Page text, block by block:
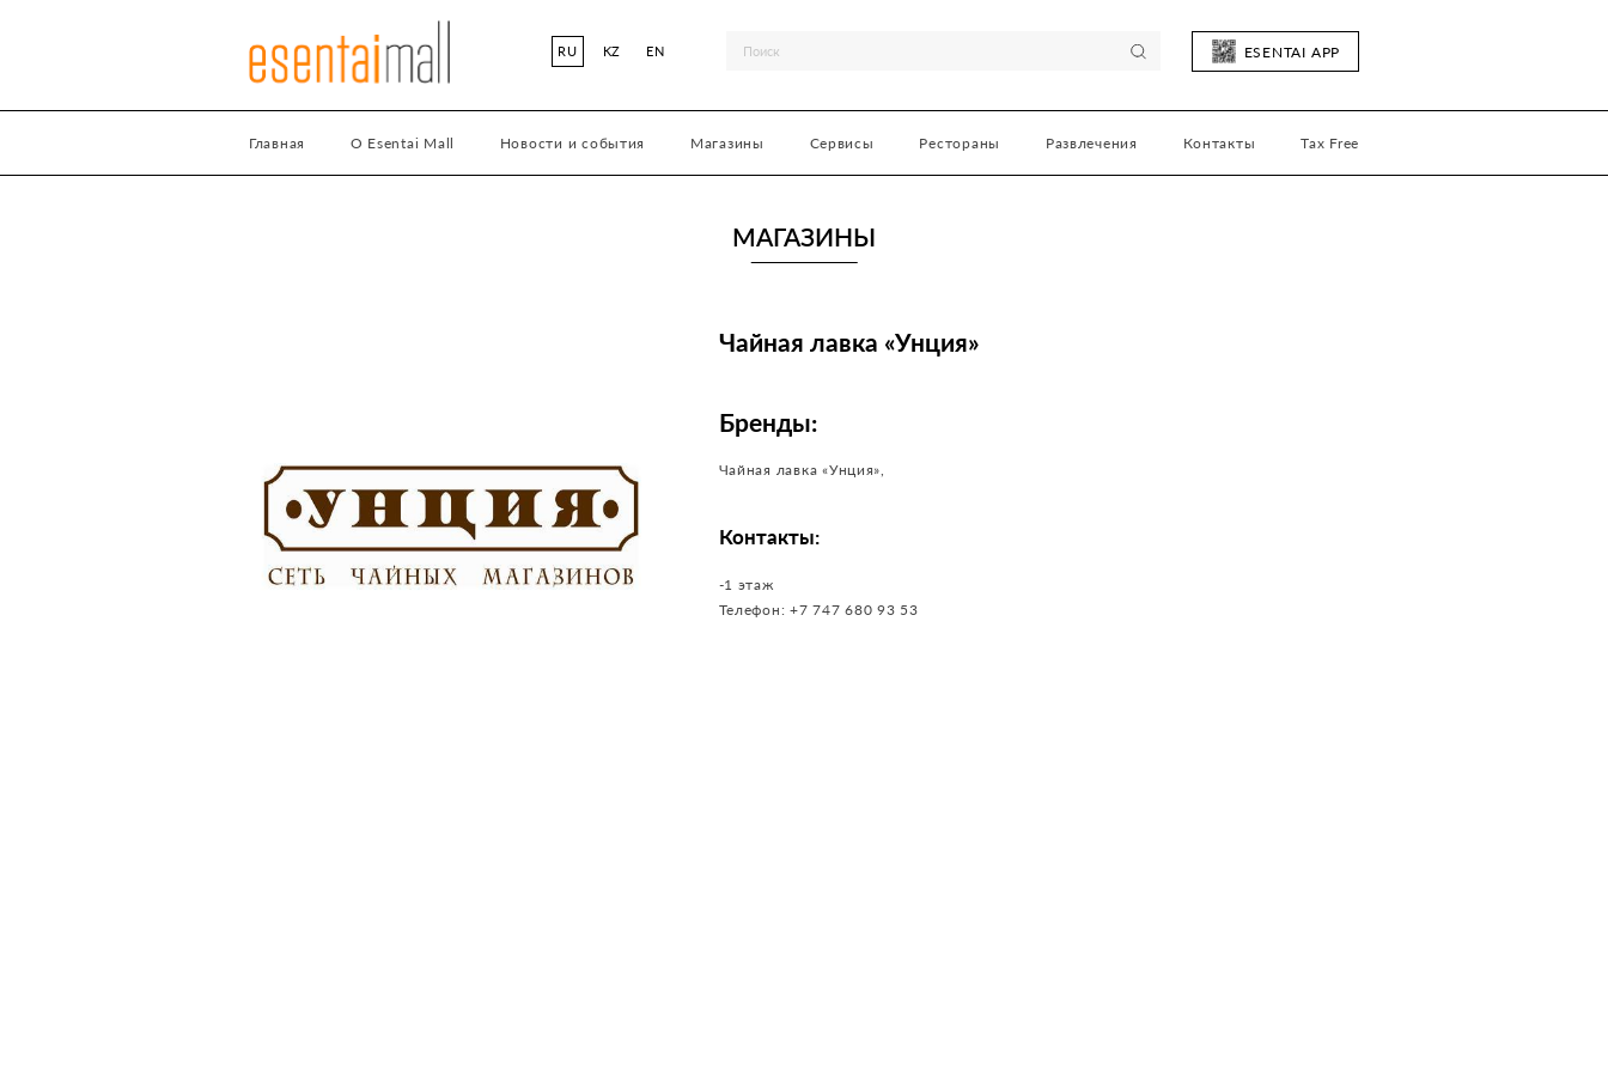
RU KZ EN ESENTAI APP
Главная О Esentai Mall Новости и события Магазины Сервисы Рестораны Развлечения Контакты Tax Free
МАГАЗИНЫ
Чайная лавка «Унция»
Бренды:
Чайная лавка «Унция»,
Контакты:
-1 этаж
Телефон:+7 747 680 93 53